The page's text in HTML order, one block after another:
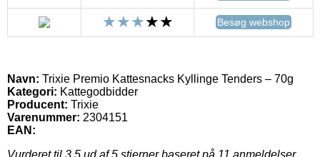
Besøg webshop
Navn: Trixie Premio Kattesnacks Kyllinge Tenders – 70g
Kategori: Kattegodbidder
Producent: Trixie
Varenummer: 2304151
EAN:
Vurderet til 3.5 ud af 5 stjerner baseret på 11 anmeldelser